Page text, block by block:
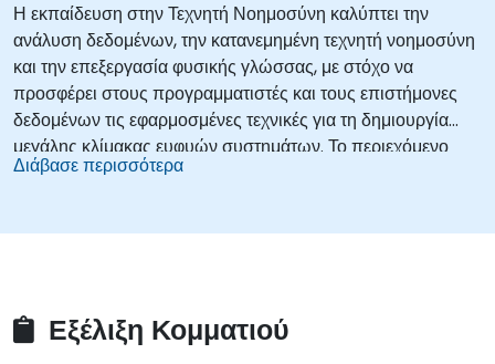
Η εκπαίδευση στην Τεχνητή Νοημοσύνη καλύπτει την
ανάλυση δεδομένων, την κατανεμημένη τεχνητή νοημοσύνη
και την επεξεργασία φυσικής γλώσσας, με στόχο να
προσφέρει στους προγραμματιστές και τους επιστήμονες
δεδομένων τις εφαρμοσμένες τεχνικές για τη δημιουργία
μεγάλης κλίμακας ευφυών συστημάτων. Το περιεχόμενο
περιλαμβάνει τις βασικές αρχές της κατανεμημένης
βοηθά τους επαγγελματίες να αναπτύξουν παραγωγικούς
Διάβασε περισσότερα
Εξέλιξη Κομματιού